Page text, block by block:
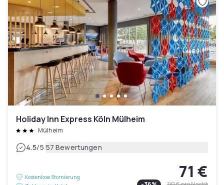
Holiday Inn Express Köln Mülheim
Mülheim
4.5/5|57 Bewertungen
Kostenlose Stornierung
71 €